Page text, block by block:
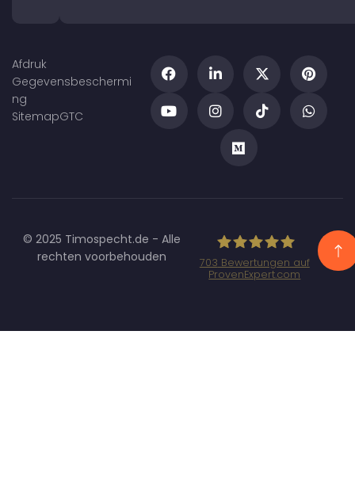
Afdruk
Gegevensbeschermi
ng
SitemapGTC
© 2025 Timospecht.de - Alle
rechten voorbehouden
Marketing GmbH
703 Bewertungen auf
ProvenExpert.com